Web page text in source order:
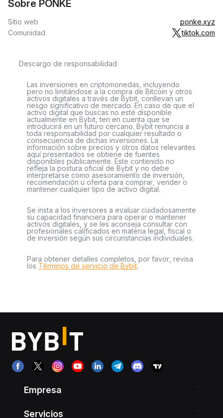
Sobre PONKE
Sitio web
ponke.xyz
Comunidad
tiktok.com
Descargo de responsabilidad
Las inversiones en criptomonedas, incluyendo
pero no limitándose a la compra de Bitcoin y otros
activos digitales a través de Bybit, conllevan un
riesgo significativo de mercado. En caso de que el
activo digital que buscas no esté disponible
actualmente en Bybit, ten en cuenta que se
introducirá en un futuro cercano. Bybit renuncia a
toda responsabilidad por cualquier resultado o
consecuencia de dichas inversiones. La
información sobre precios y otros datos relevantes
aquí presentados se obtiene de fuentes
disponibles públicamente. Este contenido no
refleja la postura oficial de Bybit y no debe
interpretarse como asesoramiento de inversión,
recomendación u oferta para comprar, vender o
mantener cualquier tipo de activo digital.
Se insta a los inversores a evaluar cuidadosamente
su capacidad financiera para operar o mantener
activos digitales, y se les aconseja consultar con
profesionales calificados en materia legal, fiscal o
de inversión según sus circunstancias individuales.
Para obtener detalles completos, por favor, revisa
los Términos de servicio de Bybit.
Empresa
Servicios